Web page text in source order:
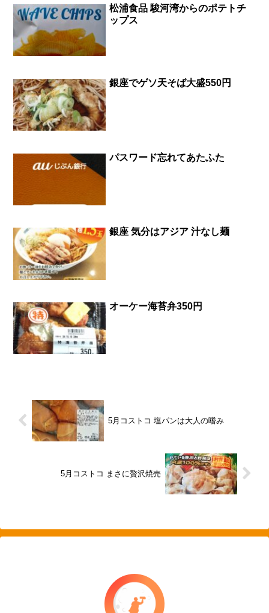
松浦食品 駿河湾からのポテトチ
ップス
銀座でゲソ天そば大盛550円
パスワード忘れてあたふた
銀座 気分はアジア 汁なし麺
オーケー海苔弁350円
5月コストコ 塩パンは大人の嗜み
5月コストコ まさに贅沢焼売